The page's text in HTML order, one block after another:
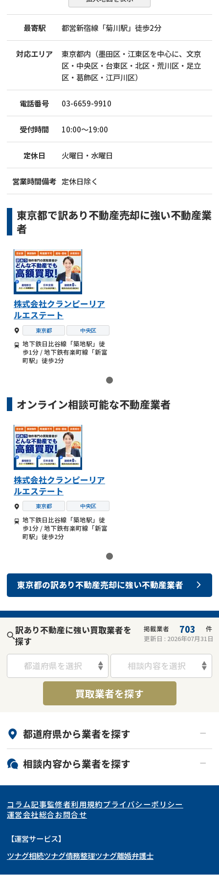
最寄駅 都営新宿線「菊川駅」徒歩2分
対応エリア
東京都内（墨田区・江東区を中心に、文京
区・中央区・台東区・北区・荒川区・足立
区・葛飾区・江戸川区）
電話番号 03-6659-9910
受付時間 10:00～19:00
定休日 火曜日・水曜日
営業時間備考 定休日除く
東京都で訳あり不動産売却に強い不動産業
者
株式会社クランピーリア
ルエステート
東京都 中央区
地下鉄日比谷線「築地駅」徒
歩1分 / 地下鉄有楽町線「新富
町駅」徒歩2分
オンライン相談可能な不動産業者
株式会社クランピーリア
ルエステート
東京都 中央区
地下鉄日比谷線「築地駅」徒
歩1分 / 地下鉄有楽町線「新富
町駅」徒歩2分
東京都の訳あり不動産売却に強い不動産業者
訳あり不動産に強い買取業者を
探す
掲載業者 703
件
更新日 : 2026年07月31日
都道府県を選択 相談内容を選択
買取業者を探す
都道府県から業者を探す
北海道・東北
北海道 青森県
岩手県 宮城県
秋田県
福島県
関東
東京都 神奈川県
埼玉県
茨城県 群馬県
東海
愛知県
岐阜県 山梨県
関西
大阪府 京都府
北陸・甲信越
相談内容から業者を探す
再建築不可
底地
ゴミ屋敷
リースバック
コラム記事監修者利用規約プライバシーポリシー
運営会社総合お問合せ
【運営サービス】
ツナグ相続ツナグ債務整理ツナグ離婚弁護士